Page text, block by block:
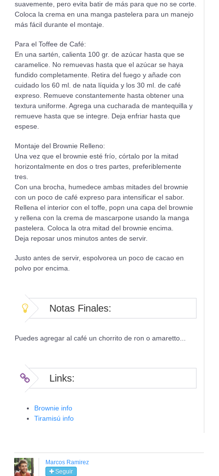
suavemente, pero evita batir de más para que no se corte.
Coloca la crema en una manga pastelera para un manejo
más fácil durante el montaje.
Para el Toffee de Café:
En una sartén, calienta 100 gr. de azúcar hasta que se
caramelice. No remuevas hasta que el azúcar se haya
fundido completamente. Retira del fuego y añade con
cuidado los 60 ml. de nata líquida y los 30 ml. de café
expreso. Remueve constantemente hasta obtener una
textura uniforme. Agrega una cucharada de mantequilla y
remueve hasta que se integre. Deja enfriar hasta que
espese.
Montaje del Brownie Relleno:
Una vez que el brownie esté frío, córtalo por la mitad
horizontalmente en dos o tres partes, preferiblemente
tres.
Con una brocha, humedece ambas mitades del brownie
con un poco de café expreso para intensificar el sabor.
Rellena el interior con el toffe, popn una capa del brownie
y rellena con la crema de mascarpone usando la manga
pastelera. Coloca la otra mitad del brownie encima.
Deja reposar unos minutos antes de servir.
Justo antes de servir, espolvorea un poco de cacao en
polvo por encima.
Notas Finales:
Puedes agregar al café un chorrito de ron o amaretto...
Links:
Brownie info
Tiramisú info
Marcos Ramirez
Seguir